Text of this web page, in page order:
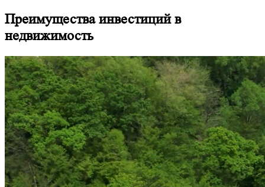
Преимущества инвестиций в
недвижимость